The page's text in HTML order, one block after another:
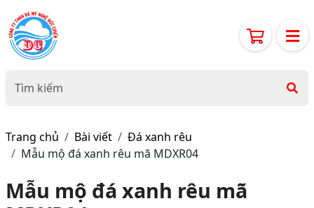
Trang chủ Bài viết
Đá xanh rêu
Mẫu mộ đá xanh rêu mã MDXR04
Mẫu mộ đá xanh rêu mã